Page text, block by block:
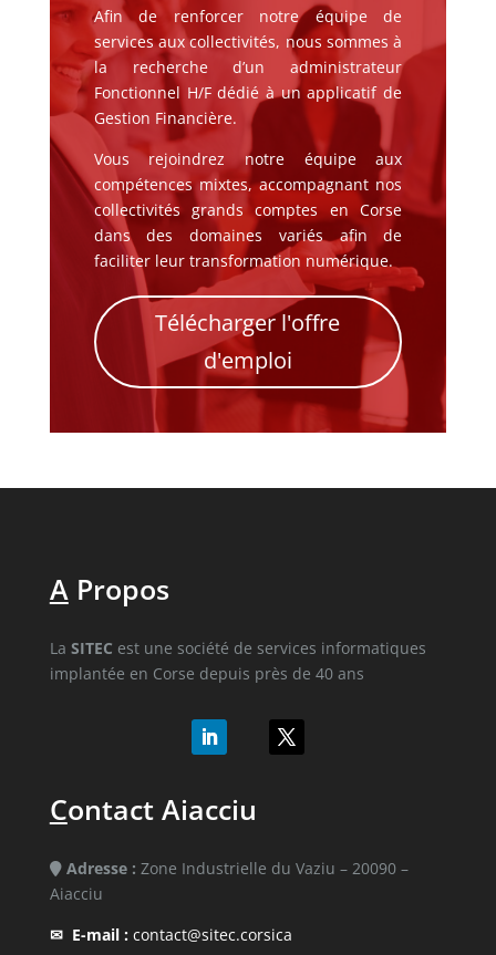
Afin de renforcer notre équipe de
services aux collectivités, nous sommes à
la recherche d’un administrateur
Fonctionnel H/F dédié à un applicatif de
Gestion Financière.
Vous rejoindrez notre équipe aux
compétences mixtes, accompagnant nos
collectivités grands comptes en Corse
dans des domaines variés afin de
faciliter leur transformation numérique.
Télécharger l'offre
d'emploi
APropos
La SITEC est une société de services informatiques
implantée en Corse depuis près de 40 ans
Contact Aiacciu
Adresse : Zone Industrielle du Vaziu – 20090 –
Aiacciu
✉ E-mail :contact@sitec.corsica